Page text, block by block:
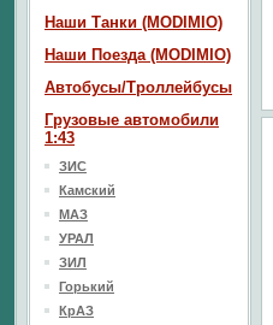
Наши Танки (MODIMIO)
Наши Поезда (MODIMIO)
Автобусы/Троллейбусы
Грузовые автомобили
1:43
ЗИС
Камский
МАЗ
УРАЛ
ЗИЛ
Горький
КрАЗ